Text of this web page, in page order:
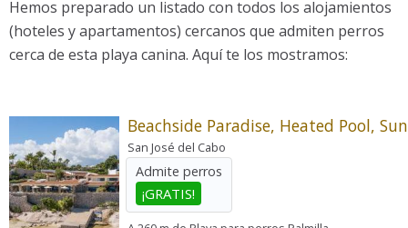
Hemos preparado un listado con todos los alojamientos
(hoteles y apartamentos) cercanos que admiten perros
cerca de esta playa canina. Aquí te los mostramos:
San José del Cabo
Admite perros
¡GRATIS!